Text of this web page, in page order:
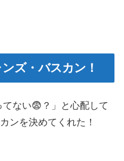
ズ・バスカン！
ない😨？」と心配して
ンを決めてくれた！